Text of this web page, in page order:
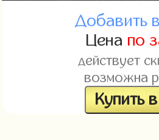
Добавить
Цена по
действует
возможна
Купить